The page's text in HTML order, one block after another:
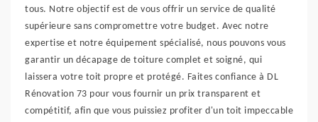
tous. Notre objectif est de vous offrir un service de qualité
supérieure sans compromettre votre budget. Avec notre
expertise et notre équipement spécialisé, nous pouvons vous
garantir un décapage de toiture complet et soigné, qui
laissera votre toit propre et protégé. Faites confiance à DL
Rénovation 73 pour vous fournir un prix transparent et
compétitif, afin que vous puissiez profiter d'un toit impeccable